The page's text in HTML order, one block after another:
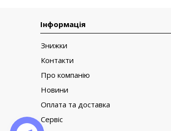
Інформація
Знижки
Контакти
Про компанію
Новини
Оплата та доставка
Сервіс